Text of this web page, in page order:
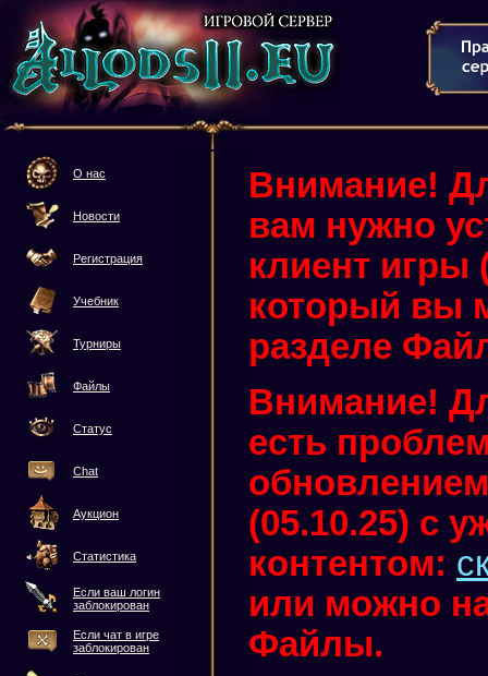
О нас
Новости
Регистрация
Учебник
Турниры
Файлы
Статус
Chat
Аукцион
Статистика
Если ваш логин
заблокирован
Если чат в игре
заблокирован
Внимание!
вам нужно
клиент игры
который вы
разделе
Внимание!
есть
(05.10.25) с
контентом:
или можно
Файлы.